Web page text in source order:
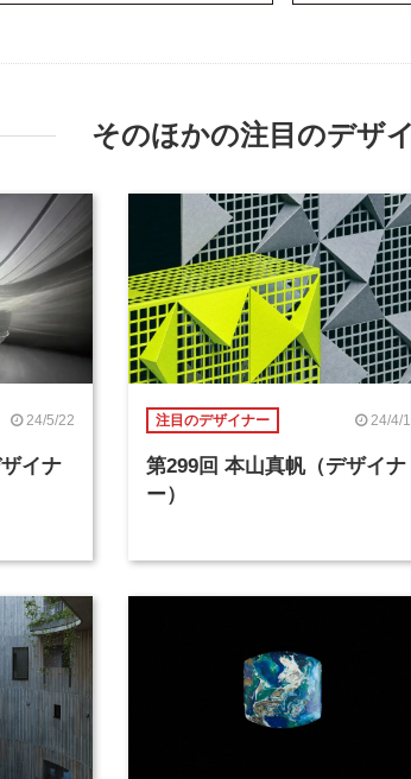
そのほかの注目のデザ
24/5/22
イナ
注目のデザイナー 24/4/
第299回 本山真帆（デザイナ
ー）